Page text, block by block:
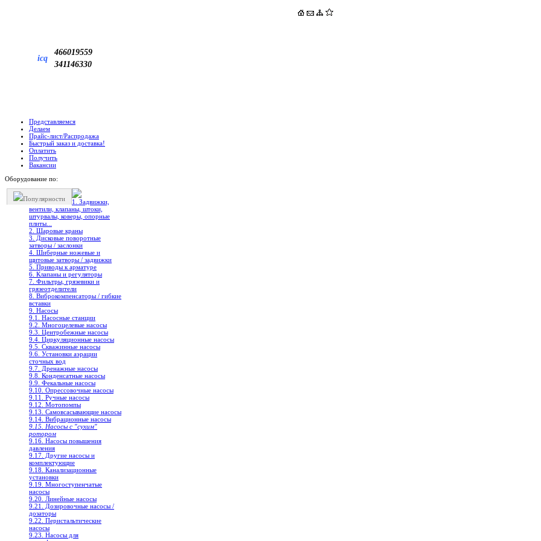
icq
466019559
341146330
Представляемся
Делаем
Прайс-лист/Распродажа
Быстрый заказ и доставка!
Оплатить
Получить
Вакансии
Оборудование по:
Популярности
1. Задвижки,
вентили, клапаны, штоки,
штурвалы, коверы, опорные
плиты...
2. Шаровые краны
3. Дисковые поворотные
затворы / заслонки
4. Шиберные ножевые и
щитовые затворы / задвижки
5. Приводы к арматуре
6. Клапаны и регуляторы
7. Фильтры, грязевики и
грязеотделители
8. Виброкомпенсаторы / гибкие
вставки
9. Насосы
9.1. Насосные станции
9.2. Многоцелевые насосы
9.3. Центробежные насосы
9.4. Циркуляционные насосы
9.5. Скважинные насосы
9.6. Установки аэрации
сточных вод
9.7. Дренажные насосы
9.8. Конденсатные насосы
9.9. Фекальные насосы
9.10. Опрессовочные насосы
9.11. Ручные насосы
9.12. Мотопомпы
9.13. Самовсасывающие насосы
9.14. Вибрационные насосы
9.15. Насосы с "сухим"
ротором
9.16. Насосы повышения
давления
9.17. Другие насосы и
комплектующие
9.18. Канализационные
установки
9.19. Многоступенчатые
насосы
9.20. Линейные насосы
9.21. Дозировочные насосы /
дозаторы
9.22. Перистальтические
насосы
9.23. Насосы для